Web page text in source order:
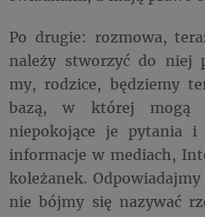
Po drugie: rozmowa,
należy stworzyć do niej
my, rodzice, będziemy
bazą, w której mogą
niepokojące je pytania i
informacje w mediach,
koleżanek.
nie bójmy się nazywać